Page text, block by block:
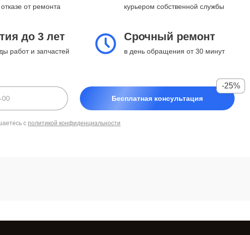
от ремонта курьером собственной службы
до 3 лет
работ и запчастей
Срочный ремонт
в день обращения от 30 минут
Бесплатная консультация
-25%
с политикой конфиденциальности